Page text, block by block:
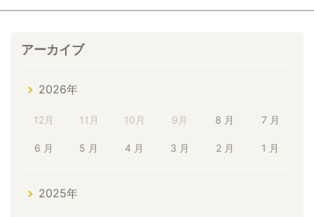
アーカイブ
2026年
12月 11月 10月 9月 8 月 7 月
6 月 5 月 4 月 3 月 2 月 1 月
2025年